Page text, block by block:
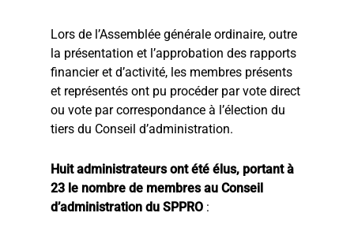
Lors de l’Assemblée générale ordinaire, outre
la présentation et l’approbation des rapports
financier et d’activité, les membres présents
et représentés ont pu procéder par vote direct
ou vote par correspondance à l’élection du
tiers du Conseil d’administration.
Huit administrateurs ont été élus, portant à
23 le nombre de membres au Conseil
d’administration du SPPRO :